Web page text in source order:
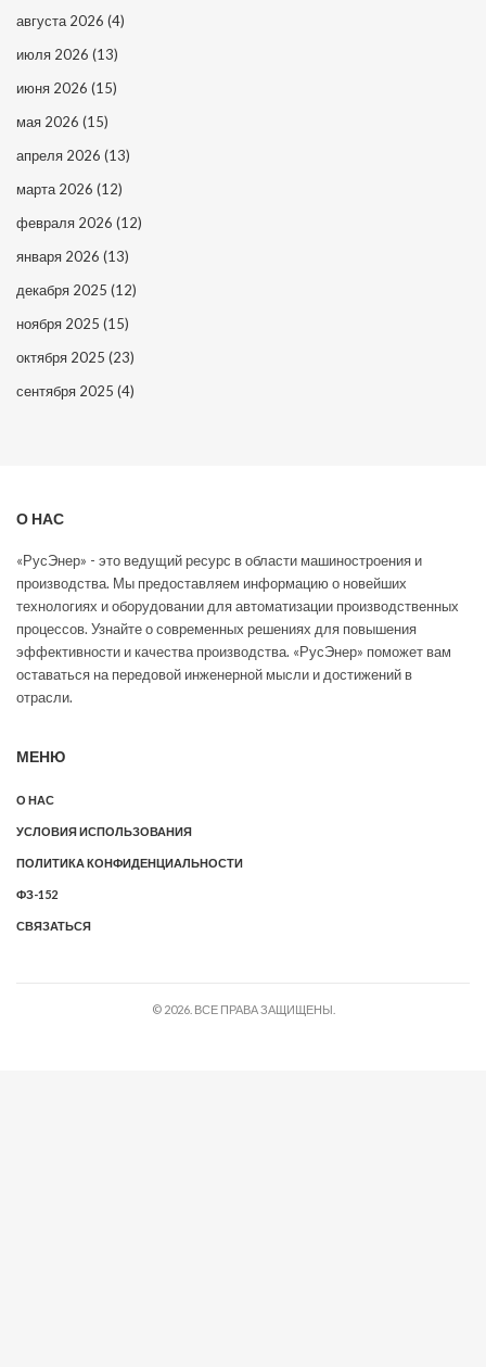
августа 2026 (4)
июля 2026 (13)
июня 2026 (15)
мая 2026 (15)
апреля 2026 (13)
марта 2026 (12)
февраля 2026 (12)
января 2026 (13)
декабря 2025 (12)
ноября 2025 (15)
октября 2025 (23)
сентября 2025 (4)
О НАС
«РусЭнер» - это ведущий ресурс в области машиностроения и
производства. Мы предоставляем информацию о новейших
технологиях и оборудовании для автоматизации производственных
процессов. Узнайте о современных решениях для повышения
эффективности и качества производства. «РусЭнер» поможет вам
оставаться на передовой инженерной мысли и достижений в
отрасли.
МЕНЮ
О НАС
УСЛОВИЯ ИСПОЛЬЗОВАНИЯ
ПОЛИТИКА КОНФИДЕНЦИАЛЬНОСТИ
ФЗ-152
СВЯЗАТЬСЯ
© 2026. ВСЕ ПРАВА ЗАЩИЩЕНЫ.